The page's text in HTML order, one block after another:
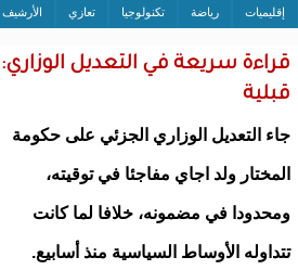
إقليميات رياضة تكنولوجيا تعازي الأرشيف
قراءة سريعة في التعديل
قبلية
جاء التعديل الوزاري الجزئي على حكومة
المختار ولد اجاي مفاجئا في توقيته،
ومحدودا في مضمونه، خلافا لما كانت
تتداوله الأوساط السياسية منذ أسابيع.